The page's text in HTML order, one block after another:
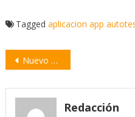
Tagged aplicacion app
Navegación
entradas
Nuevo caso de coronavirus positivo en la ciudad de Rosario
Redacción